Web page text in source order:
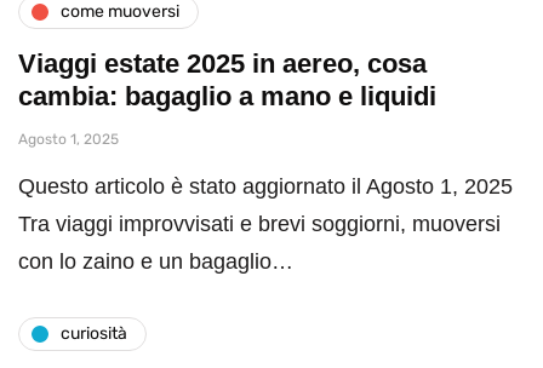
come muoversi
Viaggi estate 2025 in aereo, cosa
cambia: bagaglio a mano e liquidi
Agosto 1, 2025
Questo articolo è stato aggiornato il Agosto 1, 2025
Tra viaggi improvvisati e brevi soggiorni, muoversi
con lo zaino e un bagaglio…
curiosità